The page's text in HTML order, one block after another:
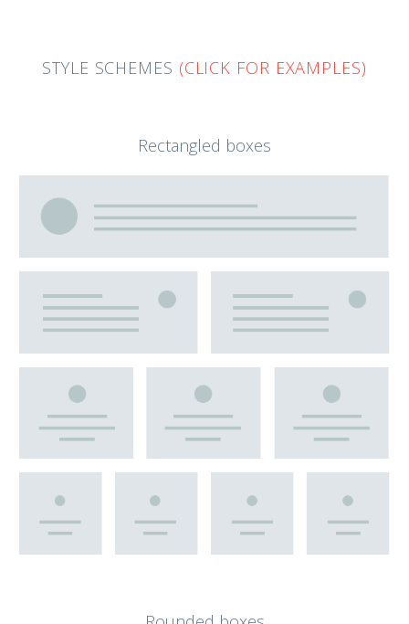
STYLE SCHEMES (CLICK FOR EXAMPLES)
Rectangled boxes